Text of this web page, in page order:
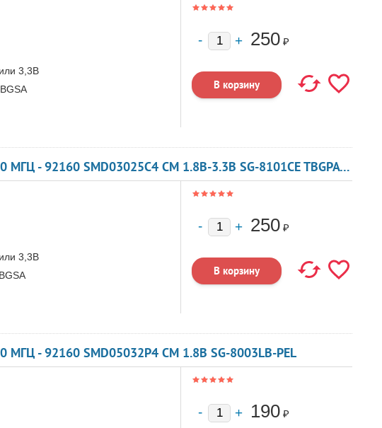
3,3B
250 ₽
КВАРЦЕВЫЙ ГЕНЕРАТОР 92.160 МГЦ - 92160 SMD03025C4 CM 1.8В-3.3В SG-8101CE TBGPA ИЛИ TBGSA
3,3B
250 ₽
- 92160 SMD05032P4 CM 1.8В SG-8003LB-PEL
190 ₽